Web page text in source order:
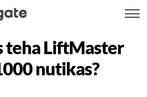
tehaLiftMaster
nutikas?